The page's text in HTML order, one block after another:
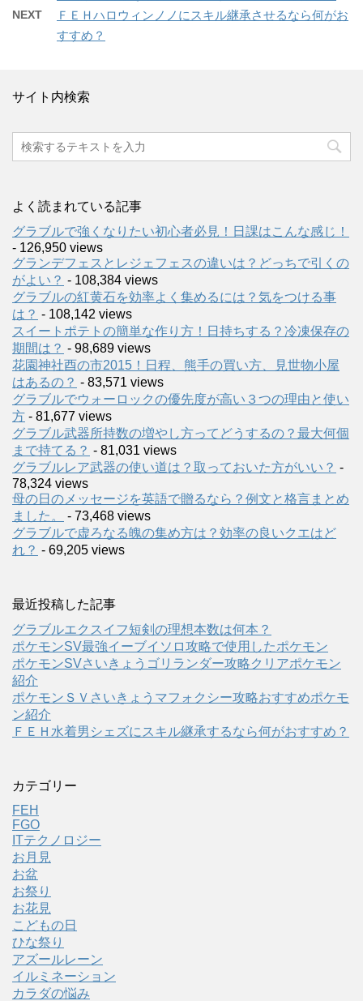
NEXT
ＦＥＨハロウィンノノにスキル継承させるなら何がお
すすめ？
サイト内検索
よく読まれている記事
グラブルで強くなりたい初心者必見！日課はこんな感じ！
- 126,950 views
グランデフェスとレジェフェスの違いは？どっちで引くの
がよい？ - 108,384 views
グラブルの紅黄石を効率よく集めるには？気をつける事
は？ - 108,142 views
スイートポテトの簡単な作り方！日持ちする？冷凍保存の
期間は？ - 98,689 views
花園神社酉の市2015！日程、熊手の買い方、見世物小屋
はあるの？ - 83,571 views
グラブルでウォーロックの優先度が高い３つの理由と使い
方 - 81,677 views
グラブル武器所持数の増やし方ってどうするの？最大何個
まで持てる？ - 81,031 views
グラブルレア武器の使い道は？取っておいた方がいい？ -
78,324 views
母の日のメッセージを英語で贈るなら？例文と格言まとめ
ました。
- 73,468 views
グラブルで虚ろなる魄の集め方は？効率の良いクエはど
れ？ - 69,205 views
最近投稿した記事
グラブルエクスイフ短剣の理想本数は何本？
ポケモンSV最強イーブイソロ攻略で使用したポケモン
ポケモンSVさいきょうゴリランダー攻略クリアポケモン
紹介
ポケモンＳＶさいきょうマフォクシー攻略おすすめポケモ
ン紹介
ＦＥＨ水着男シェズにスキル継承するなら何がおすすめ？
カテゴリー
FEH
FGO
ITテクノロジー
お月見
お盆
お祭り
お花見
こどもの日
ひな祭り
アズールレーン
イルミネーション
カラダの悩み